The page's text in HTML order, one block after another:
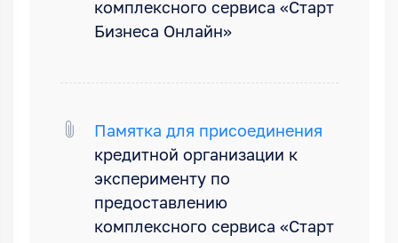
комплексного сервиса «Старт
Бизнеса Онлайн»
Памятка для присоединения
кредитной организации к
эксперименту по
предоставлению
комплексного сервиса «Старт